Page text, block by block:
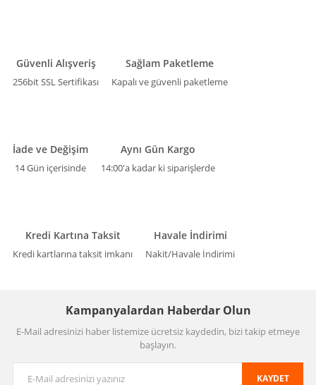
Güvenli Alışveriş
256bit SSL Sertifikası
Sağlam Paketleme
Kapalı ve güvenli paketleme
İade ve Değişim
14 Gün içerisinde
Aynı Gün Kargo
14:00'a kadar ki siparişlerde
Kredi Kartına Taksit
Kredi kartlarına taksit imkanı
Havale İndirimi
Nakit/Havale İndirimi
Kampanyalardan Haberdar Olun
E-Mail adresinizi haber listemize ücretsiz kaydedin, bizi takip etmeye
başlayın.
KAYDET